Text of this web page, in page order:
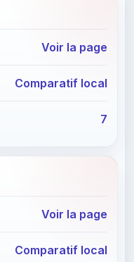
Voir la page
Comparatif local
7
Voir la page
Comparatif local